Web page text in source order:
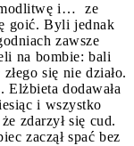
modlitwę i… ze
goić. Byli jednak
zawsze
na bombie: bali
się nie działo.
Elżbieta dodawała
i wszystko
zdarzył się cud.
zaczął spać bez